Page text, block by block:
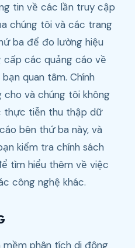
tin về các lần truy cập
chúng tôi và các trang
ba để đo lường hiệu
cấp các quảng cáo về
quan tâm. Chính
cho và chúng tôi không
thực tiễn thu thập dữ
bên thứ ba này, và
kiểm tra chính sách
tìm hiểu thêm về việc
công nghệ khác.
phân tích di động